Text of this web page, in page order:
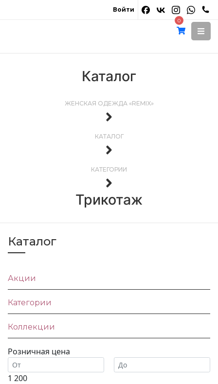
Войти
0
Каталог
ЖЕНСКАЯ ОДЕЖДА «REMIX»
КАТАЛОГ
КАТЕГОРИИ
Трикотаж
Каталог
Акции
Категории
Коллекции
Розничная цена
1 200